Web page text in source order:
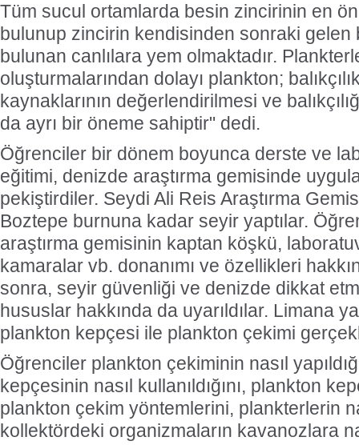
Tüm sucul ortamlarda besin zincirinin en
bulunup zincirin kendisinden sonraki gelen
bulunan canlılara yem olmaktadır.
oluşturmalarından dolayı plankton;
kaynaklarının değerlendirilmesi ve
da ayrı bir öneme sahiptir" dedi.
Öğrenciler bir dönem boyunca derste ve
eğitimi, denizde araştırma gemisinde
pekiştirdiler. Seydi Ali Reis Araştırma
Boztepe burnuna kadar seyir yaptılar.
araştırma gemisinin kaptan köşkü,
kamaralar vb. donanımı ve özellikleri
sonra, seyir güvenliği ve denizde dikkat
hususlar hakkında da uyarıldılar. Limana
plankton kepçesi ile plankton çekimi
Öğrenciler plankton çekiminin nasıl
kepçesinin nasıl kullanıldığını, plankton
plankton çekim yöntemlerini, plankterlerin
kollektördeki organizmaların kavanozlara